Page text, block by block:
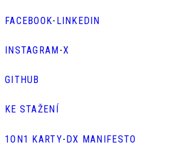
FACEBOOK- LINKEDIN
INSTAGRAM-X
GITHUB
KE STAŽENÍ
1ON1 KARTY-DX MANIFESTO